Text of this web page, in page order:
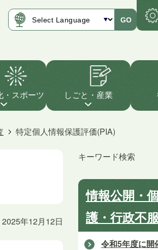
GO
・スポーツ しごと・産業
特定個人情報保護評価(PIA)
年12月12日
キーワード検索
情報公開・
護・行政不
令和5年度に開